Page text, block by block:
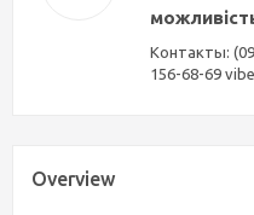
Контакты:
156-68-69
Overview